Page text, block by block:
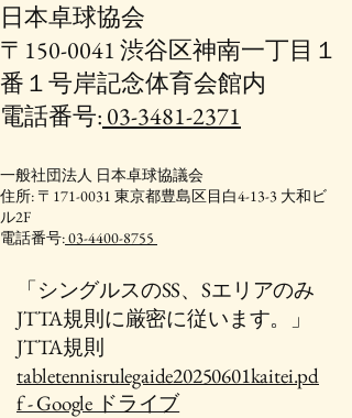
日本卓球協会
〒150-0041 渋谷区神南一丁目１
番１号岸記念体育会館内
電話番号: 03-3481-2371
一般社団法人 日本卓球協議会
住所: 〒171-0031 東京都豊島区目白4-13-3 大和ビ
ル2F
電話番号:03-4400-8755
「シングルスのSS、Sエリアのみ
JTTA規則に厳密に従います。」
​JTTA規則
tabletennisrulegaide20250601kaitei.pd
f - Google ドライブ